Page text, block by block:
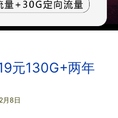
元130G+两年
月8日